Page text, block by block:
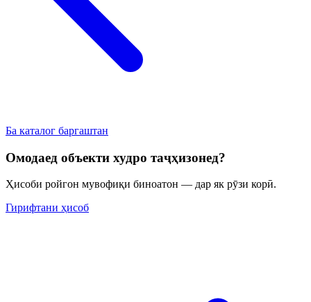
Ба каталог баргаштан
Омодаед объекти худро таҷҳизонед?
Ҳисоби ройгон мувофиқи биноатон — дар як рӯзи корӣ.
Гирифтани ҳисоб